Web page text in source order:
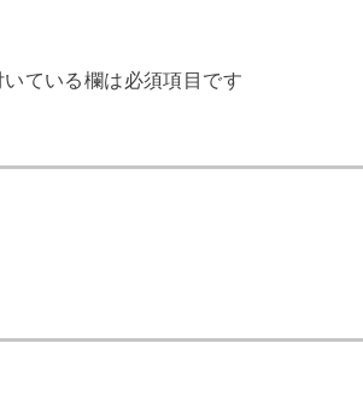
いている欄は必須項目です